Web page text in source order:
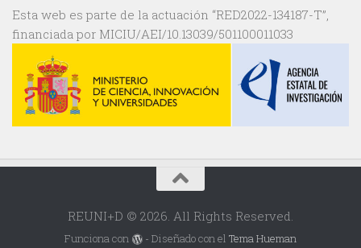
Esta web es parte de la actuación “RED2022-134187-T”,
financiada por MICIU/AEI/10.13039/501100011033
REUNI+D © 2026. All Rights Reserved.
Funciona con - Diseñado con el Tema Hueman